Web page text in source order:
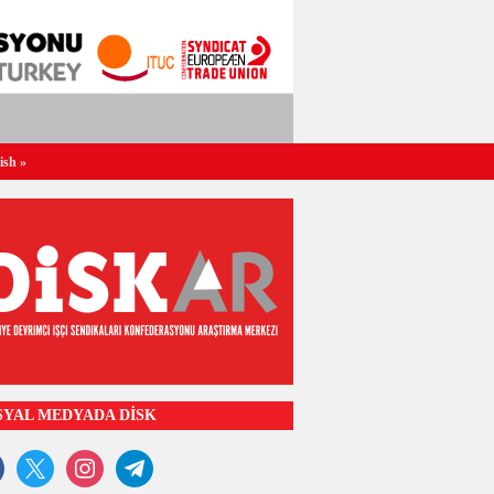
»
MEDYADA DİSK
x instagramtelegram